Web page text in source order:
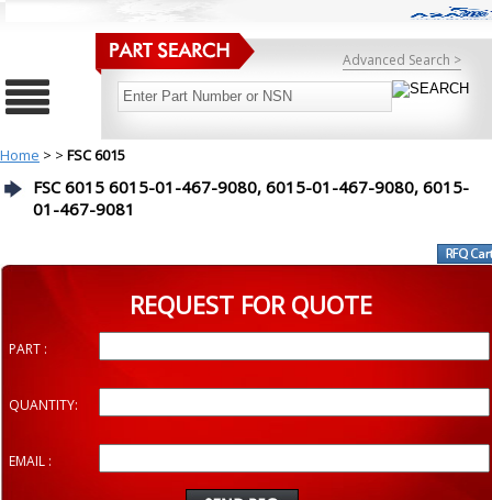
Advanced Search >
Home > > FSC 6015
FSC 6015 6015-01-467-9080, 6015-01-467-9080, 6015-
01-467-9081
REQUEST FOR QUOTE
PART :
QUANTITY:
EMAIL :